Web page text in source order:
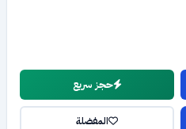
حجز سريع
المفضلة